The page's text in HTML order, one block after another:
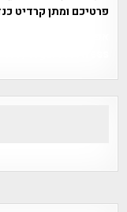
פרטיכם ומתן קרדיט